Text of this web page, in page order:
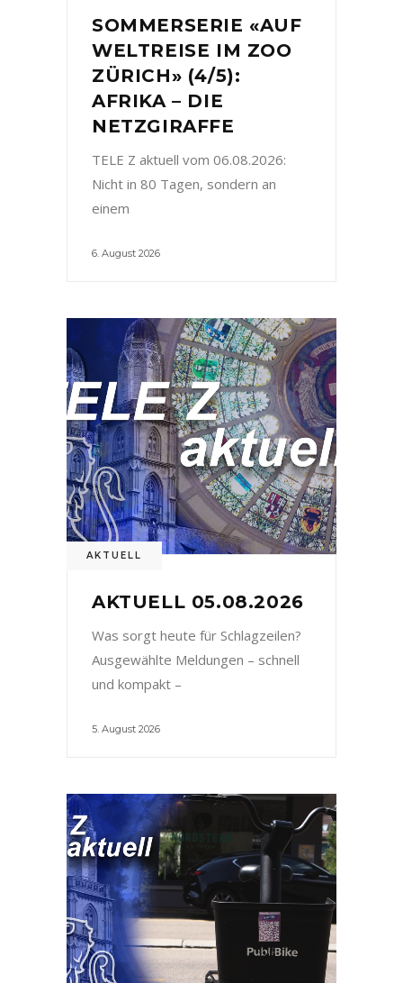
SOMMERSERIE «AUF
WELTREISE IM ZOO
ZÜRICH» (4/5):
AFRIKA – DIE
NETZGIRAFFE
TELE Z aktuell vom 06.08.2026:
Nicht in 80 Tagen, sondern an
einem
6. August 2026
AKTUELL
AKTUELL 05.08.2026
Was sorgt heute für Schlagzeilen?
Ausgewählte Meldungen – schnell
und kompakt –
5. August 2026